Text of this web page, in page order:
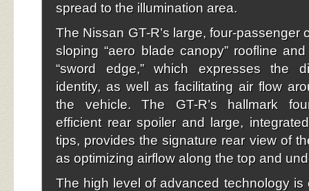
spread to the illumination area.
The Nissan GT-R’s large, four-passenger
sloping “aero blade canopy” roofline
“sword edge,” which expresses the
identity, as well as facilitating air flow
the vehicle. The GT-R’s hallmark
efficient rear spoiler and large,
tips, provides the signature rear view of
as optimizing airflow along the top and
The high level of advanced technology is